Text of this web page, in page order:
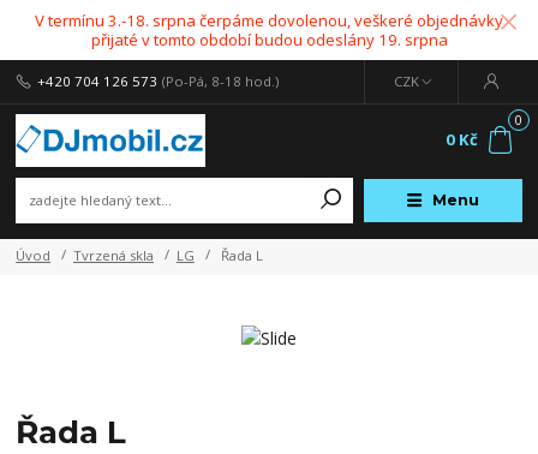
V termínu 3.-18. srpna čerpáme dovolenou, veškeré objednávky
přijaté v tomto období budou odeslány 19. srpna
Menu
CZK
+420 704 126 573 (Po-Pá, 8-18 hod.)
0
0 Kč
Úvod Tvrzená skla LG Řada L
Řada L